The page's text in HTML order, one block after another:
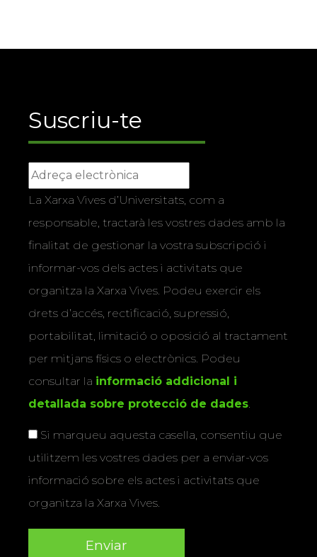
Suscriu-te
La Xarxa Vives d’Universitats, com a
responsable, tractarà les vostres dades amb la
finalitat de gestionar la vostra subscripció i
informar-vos dels actes i activitats que
organitza la Xarxa Vives. Podeu exercir els
drets d’accés, rectificació, supressió,
portabilitat, limitació o oposició al tractament
per mitjans físics o electrònics. Podeu
consultar la informació addicional i
detallada sobre protecció de dades.
Si marqueu aquesta casella, consentiu que
utilitzem les vostres dades per a enviar-vos
informació sobre els actes i activitats que
organitza la Xarxa Vives.